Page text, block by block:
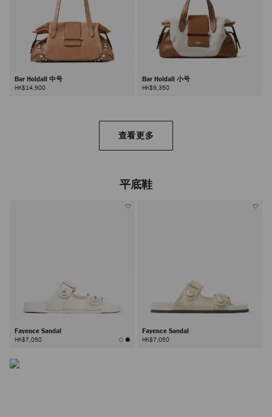
Bar Holdall 中号
HK$14,900
Bar Holdall 小号
HK$9,350
查看更多
平底鞋
Fayence Sandal
HK$7,050
Fayence Sandal
HK$7,050